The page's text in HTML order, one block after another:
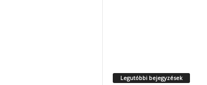
Legutóbbi bejegyzések